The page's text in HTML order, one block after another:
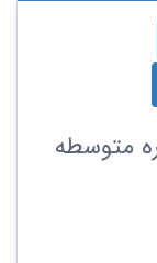
متوسطه